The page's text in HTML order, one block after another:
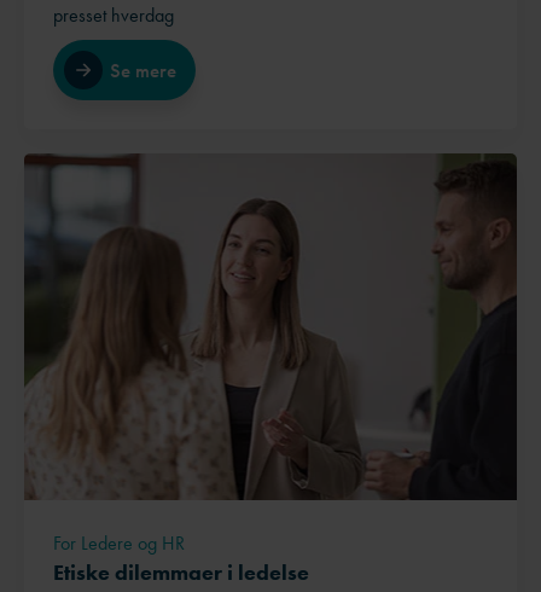
presset hverdag
Se mere
For Ledere og HR
Etiske dilemmaer i ledelse